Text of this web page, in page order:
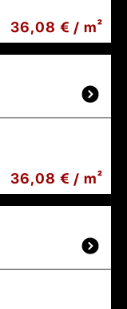
36,08 € / m²
36,08 € / m²